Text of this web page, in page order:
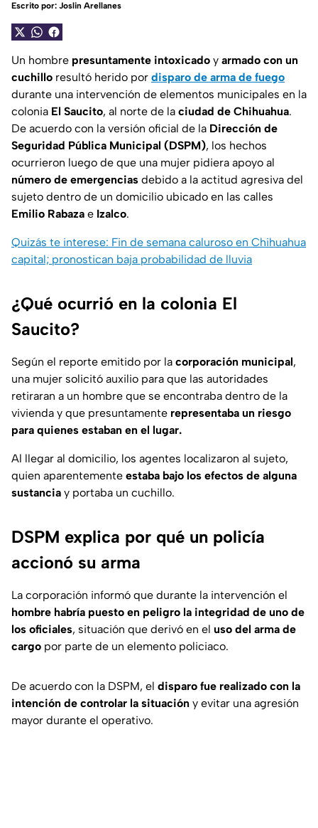
Escrito por: Joslin Arellanes
Un hombre presuntamente intoxicado y armado con un
cuchillo resultó herido por disparo de arma de fuego
durante una intervención de elementos municipales en la
colonia El Saucito, al norte de la ciudad de Chihuahua.
De acuerdo con la versión oficial de la Dirección de
Seguridad Pública Municipal (DSPM), los hechos
ocurrieron luego de que una mujer pidiera apoyo al
número de emergencias debido a la actitud agresiva del
sujeto dentro de un domicilio ubicado en las calles
Emilio Rabaza e Izalco.
Quizás te interese: Fin de semana caluroso en Chihuahua
capital; pronostican baja probabilidad de lluvia
¿Qué ocurrió en la colonia El
Saucito?
Según el reporte emitido por la corporación municipal,
una mujer solicitó auxilio para que las autoridades
retiraran a un hombre que se encontraba dentro de la
vivienda y que presuntamente representaba un riesgo
para quienes estaban en el lugar.
Al llegar al domicilio, los agentes localizaron al sujeto,
quien aparentemente estaba bajo los efectos de alguna
sustancia y portaba un cuchillo.
DSPM explica por qué un policía
accionó su arma
La corporación informó que durante la intervención el
hombre habría puesto en peligro la integridad de uno de
los oficiales, situación que derivó en el uso del arma de
cargo por parte de un elemento policiaco.
De acuerdo con la DSPM, el disparo fue realizado con la
intención de controlar la situación y evitar una agresión
mayor durante el operativo.